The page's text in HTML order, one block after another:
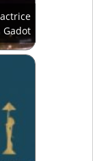
Gadot